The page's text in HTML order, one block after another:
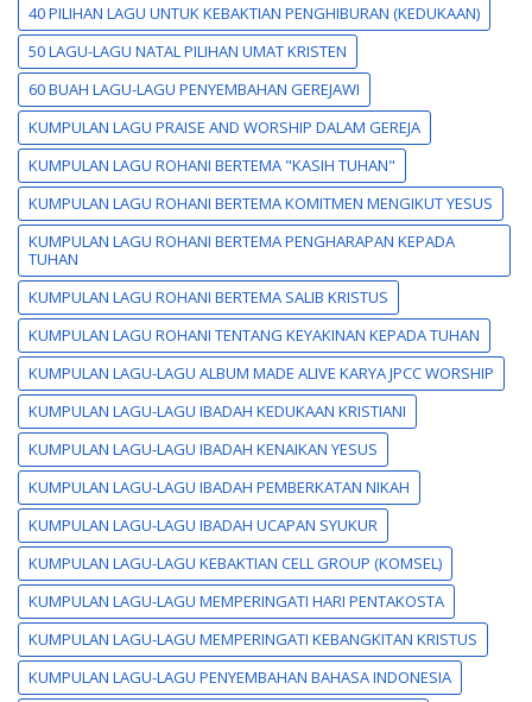
40 PILIHAN LAGU UNTUK KEBAKTIAN PENGHIBURAN (KEDUKAAN)
50 LAGU-LAGU NATAL PILIHAN UMAT KRISTEN
60 BUAH LAGU-LAGU PENYEMBAHAN GEREJAWI
KUMPULAN LAGU PRAISE AND WORSHIP DALAM GEREJA
KUMPULAN LAGU ROHANI BERTEMA "KASIH TUHAN"
KUMPULAN LAGU ROHANI BERTEMA KOMITMEN MENGIKUT YESUS
KUMPULAN LAGU ROHANI BERTEMA PENGHARAPAN KEPADA
TUHAN
KUMPULAN LAGU ROHANI BERTEMA SALIB KRISTUS
KUMPULAN LAGU ROHANI TENTANG KEYAKINAN KEPADA TUHAN
KUMPULAN LAGU-LAGU ALBUM MADE ALIVE KARYA JPCC WORSHIP
KUMPULAN LAGU-LAGU IBADAH KEDUKAAN KRISTIANI
KUMPULAN LAGU-LAGU IBADAH KENAIKAN YESUS
KUMPULAN LAGU-LAGU IBADAH PEMBERKATAN NIKAH
KUMPULAN LAGU-LAGU IBADAH UCAPAN SYUKUR
KUMPULAN LAGU-LAGU KEBAKTIAN CELL GROUP (KOMSEL)
KUMPULAN LAGU-LAGU MEMPERINGATI HARI PENTAKOSTA
KUMPULAN LAGU-LAGU MEMPERINGATI KEBANGKITAN KRISTUS
KUMPULAN LAGU-LAGU PENYEMBAHAN BAHASA INDONESIA